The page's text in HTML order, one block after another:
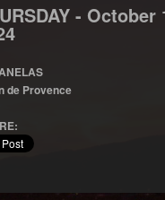
- October
de Provence